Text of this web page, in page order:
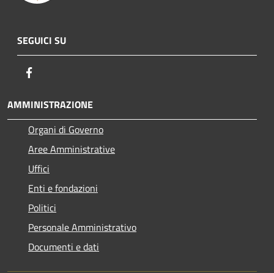
SEGUICI SU
AMMINISTRAZIONE
Organi di Governo
Aree Amministrative
Uffici
Enti e fondazioni
Politici
Personale Amministrativo
Documenti e dati